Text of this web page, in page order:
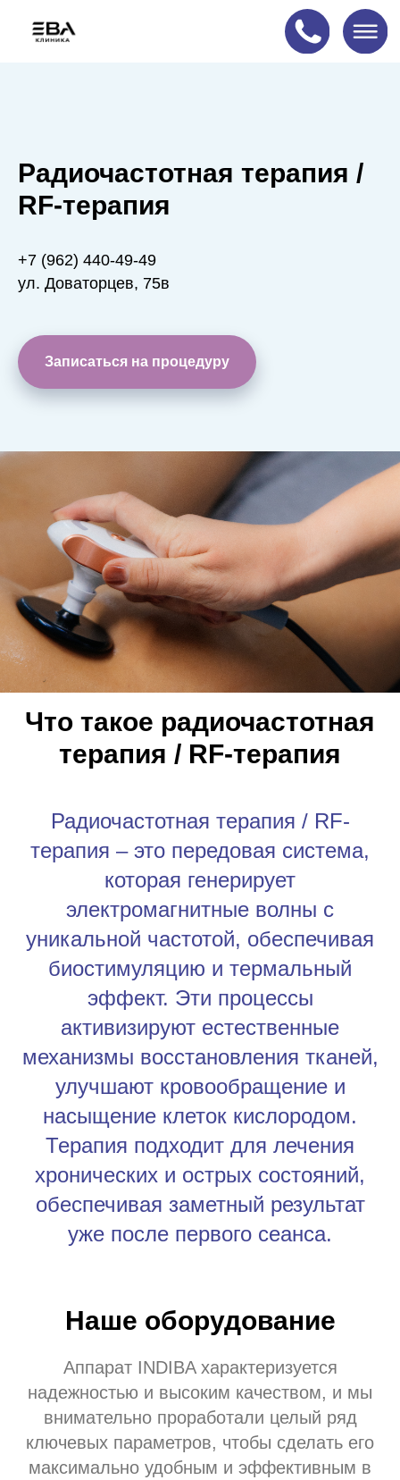
Радиочастотная терапия /
RF-терапия
+7 (962) 440-49-49
ул. Доваторцев, 75в
Записаться на процедуру
Что такое радиочастотная
терапия / RF-терапия
Радиочастотная терапия / RF-
терапия – это передовая система,
которая генерирует
электромагнитные волны с
уникальной частотой, обеспечивая
биостимуляцию и термальный
эффект. Эти процессы
активизируют естественные
механизмы восстановления тканей,
улучшают кровообращение и
насыщение клеток кислородом.
Терапия подходит для лечения
хронических и острых состояний,
обеспечивая заметный результат
уже после первого сеанса.
Наше оборудование
Аппарат INDIBA характеризуется
надежностью и высоким качеством, и мы
внимательно проработали целый ряд
ключевых параметров, чтобы сделать его
максимально удобным и эффективным в